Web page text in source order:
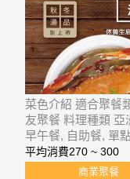
菜色介紹 適合聚餐
友聚餐 料理種類 亞
早午餐, 自助餐, 單
平均消費270 ~ 300
商業聚餐